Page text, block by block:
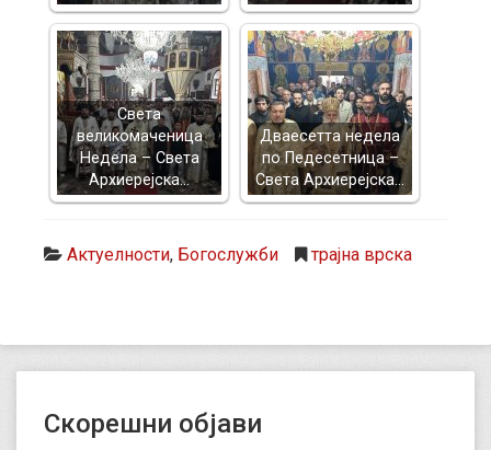
Света
великомаченица
Недела – Света
Архиерејска…
Дваесетта недела
по Педесетница –
Света Архиерејска…
Актуелности, Богослужби трајна врска
Скорешни објави